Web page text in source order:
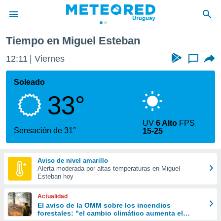
de
ha
calidad.
a este
las
y
forma
digital
basada
Tiempo en Miguel Esteban
12:11 Viernes ...
Soleado
33°
Sensación de 31°
UV6 Alto FPS
15-25
Aviso de nivel amarillo
Alerta moderada por altas temperaturas en Miguel
Esteban hoy
Actualidad
El aviso de la OMM sobre los incendios
forestales: "el cambio climático aumenta el